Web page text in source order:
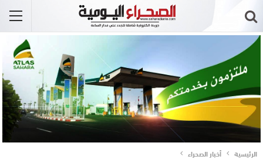
الرئيسية أخبار الصحراء